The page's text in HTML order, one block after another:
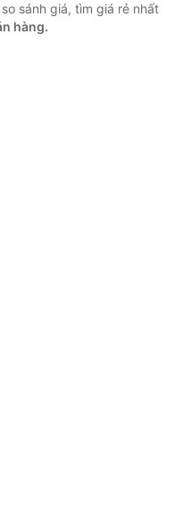
sánh giá, tìm giá rẻ nhất
hàng.